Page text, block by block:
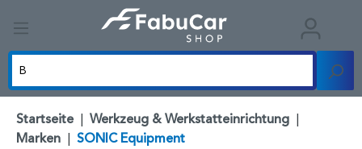
Startseite | Werkzeug & Werkstatteinrichtung |
Marken | SONIC Equipment